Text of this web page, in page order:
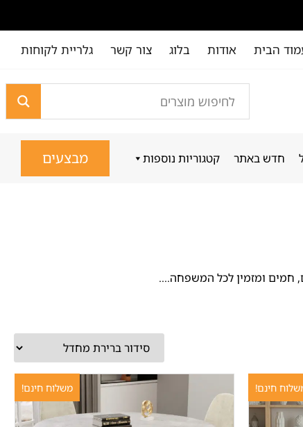
הבית אודות בלוג צור קשר גלריית לקוחות
חדש באתר קטגוריות נוספות מבצעים
חמים ומזמין לכל המשפחה....
חינם! משלוח חינם!